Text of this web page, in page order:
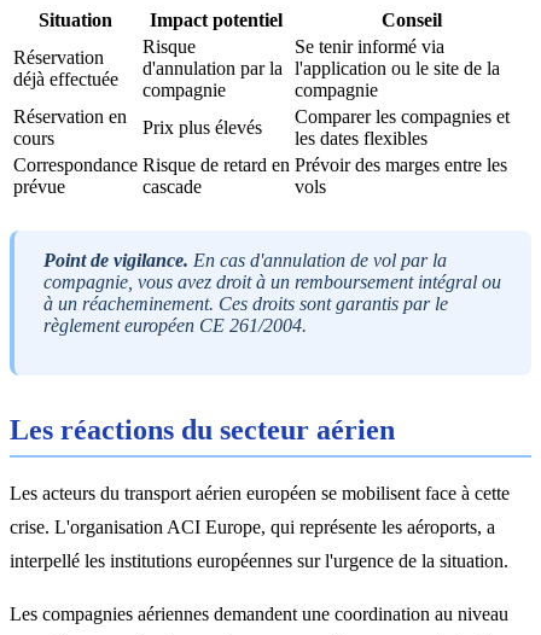
Situation Impact potentiel
Conseil
Réservation
déjà effectuée
Risque
d'annulation par la
compagnie
Se tenir informé via
l'application ou le site de la
compagnie
Réservation en
cours
Prix plus élevés
Comparer les compagnies et
les dates flexibles
Correspondance
prévue
Risque de retard en
cascade
Prévoir des marges entre les
vols
Point de vigilance. En cas d'annulation de vol par la
compagnie, vous avez droit à un remboursement intégral ou
à un réacheminement. Ces droits sont garantis par le
règlement européen CE 261/2004.
Les réactions du secteur aérien
Les acteurs du transport aérien européen se mobilisent face à cette
crise. L'organisation ACI Europe, qui représente les aéroports, a
interpellé les institutions européennes sur l'urgence de la situation.
Les compagnies aériennes demandent une coordination au niveau